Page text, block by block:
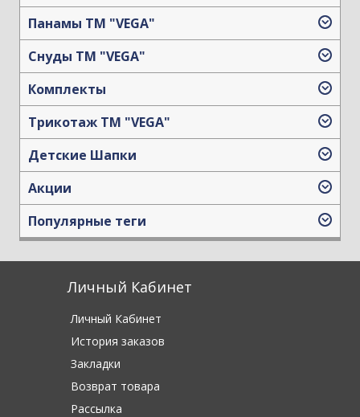
Панамы TM "VEGA"
Снуды ТМ "VEGA"
Комплекты
Трикотаж TM "VEGA"
Детские Шапки
Акции
Популярные теги
Личный Кабинет
Личный Кабинет
История заказов
Закладки
Возврат товара
Рассылка